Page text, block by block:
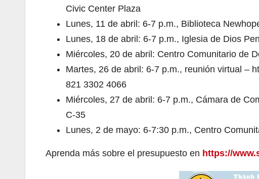
Civic Center Plaza
Lunes, 11 de abril: 6-7 p.m., Biblioteca
Lunes, 18 de abril: 6-7 p.m., Iglesia de Dios
Miércoles, 20 de abril: Centro Comunitario de
Martes, 26 de abril: 6-7 p.m., reunión virtual –
821 3302 4066
Miércoles, 27 de abril: 6-7 p.m., Cámara de
C-35
Lunes, 2 de mayo: 6-7:30 p.m., Centro
Aprenda más sobre el presupuesto en https://